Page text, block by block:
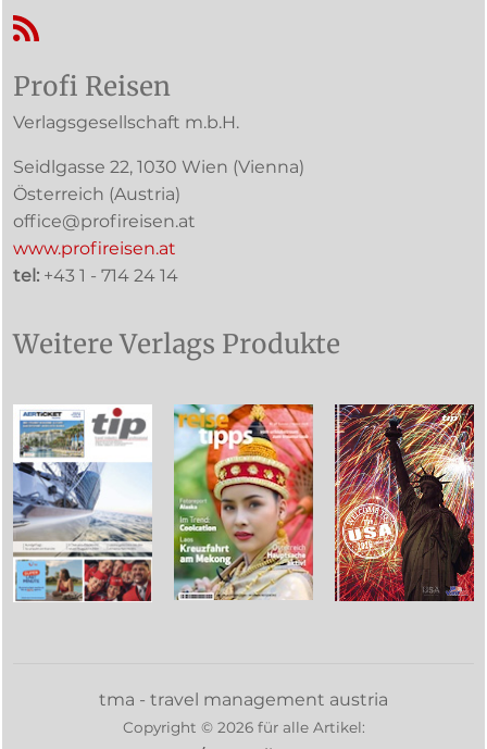
RSS-Feed
Profi Reisen
Verlagsgesellschaft m.b.H.
Seidlgasse 22, 1030 Wien (Vienna)
Österreich (Austria)
office@profireisen.at
www.profireisen.at
tel: +43 1 - 714 24 14
Weitere Verlags Produkte
tma - travel management austria
Copyright © 2026für alle Artikel: